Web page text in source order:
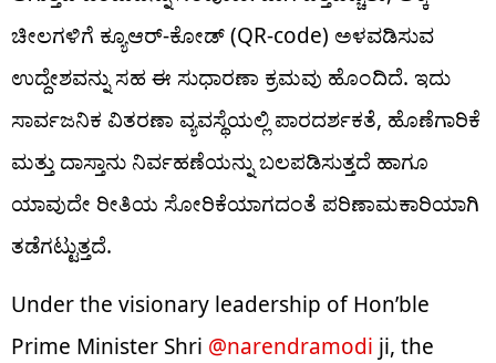
ಚೀಲಗಳಿಗೆ ಕ್ಯೂಆರ್-ಕೋಡ್ (QR-code) ಅಳವಡಿಸುವ
ಉದ್ದೇಶವನ್ನು ಸಹ ಈ ಸುಧಾರಣಾ ಕ್ರಮವು ಹೊಂದಿದೆ. ಇದು
ಸಾರ್ವಜನಿಕ ವಿತರಣಾ ವ್ಯವಸ್ಥೆಯಲ್ಲಿ ಪಾರದರ್ಶಕತೆ, ಹೊಣೆಗಾರಿಕೆ
ಮತ್ತು ದಾಸ್ತಾನು ನಿರ್ವಹಣೆಯನ್ನು ಬಲಪಡಿಸುತ್ತದೆ ಹಾಗೂ
ಯಾವುದೇ ರೀತಿಯ ಸೋರಿಕೆಯಾಗದಂತೆ ಪರಿಣಾಮಕಾರಿಯಾಗಿ
ತಡೆಗಟ್ಟುತ್ತದೆ.
Under the visionary leadership of Hon’ble
Prime Minister Shri @narendramodi ji, the